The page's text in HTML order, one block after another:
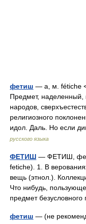
фетиш — а, м. fétiche
Предмет, наделенный,
народов,
религиозного
идол. Даль. Но если
русского языка
ФЕТИШ — ФЕТИШ,
fetiche). 1. В
вещь (этнол.).
Что нибудь,
предмет
фетиш — (не